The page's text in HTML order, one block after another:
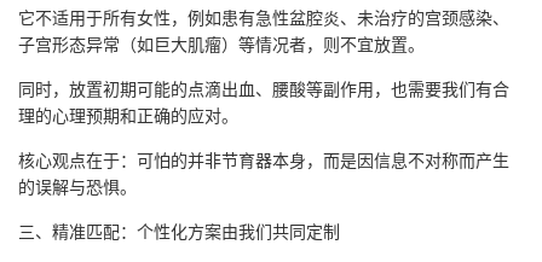
它不适用于所有女性，例如患有急性盆腔炎、未治疗的宫颈感染、
子宫形态异常（如巨大肌瘤）等情况者，则不宜放置。
同时，放置初期可能的点滴出血、腰酸等副作用，也需要我们有合
理的心理预期和正确的应对。
核心观点在于：可怕的并非节育器本身，而是因信息不对称而产生
的误解与恐惧。
三、精准匹配：个性化方案由我们共同定制